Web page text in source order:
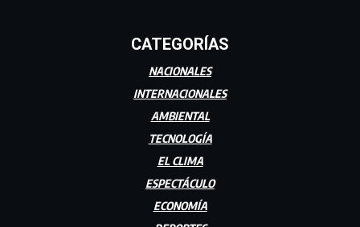
CATEGORÍAS
NACIONALES
INTERNACIONALES
AMBIENTAL
TECNOLOGÍA
EL CLIMA
ESPECTÁCULO
ECONOMÍA